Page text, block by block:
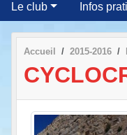
Le club Infos
Accueil 2015-2016